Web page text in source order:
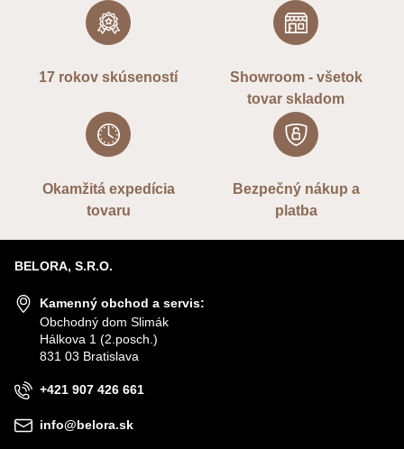
17 rokov skúseností
Showroom - všetok
tovar skladom
Okamžitá expedícia
tovaru
Bezpečný nákup a
platba
BELORA, S.R.O.
Kamenný obchod a servis:
Obchodný dom Slimák
Hálkova 1 (2.posch.)
831 03 Bratislava
+421 907 426 661
info@belora.sk